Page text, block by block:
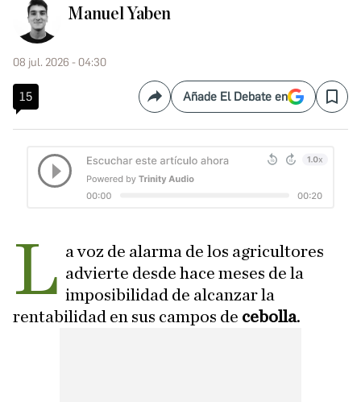
Manuel Yaben
08 jul. 2026 - 04:30
15 CompartirAñade El Debate en Save
L a voz de alarma de los agricultores
advierte desde hace meses de la
imposibilidad de alcanzar la
rentabilidad en sus campos de cebolla.